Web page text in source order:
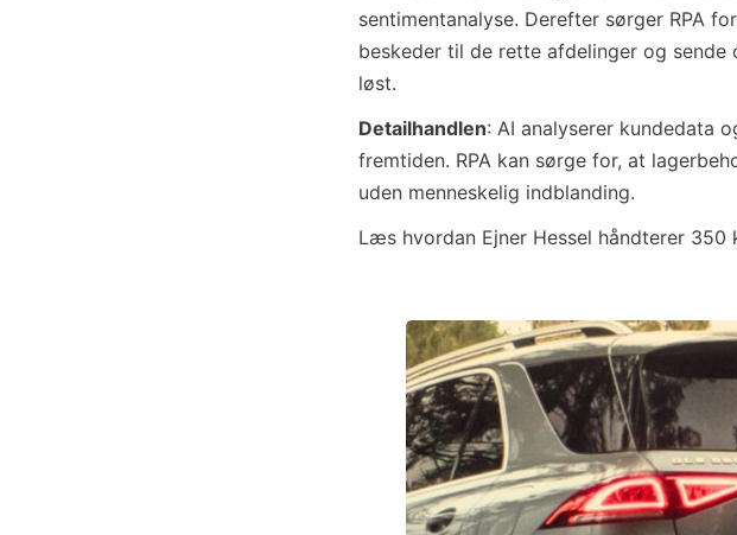
sentimentanalyse. Derefter sørger RPA
beskeder til de rette afdelinger og
løst.
Detailhandlen: AI analyserer kundedata
fremtiden. RPA kan sørge for, at
uden menneskelig indblanding.
Læs hvordan Ejner Hessel håndterer 350